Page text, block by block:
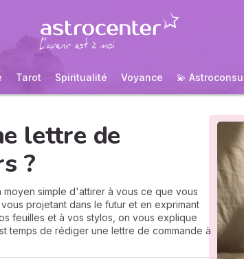
Tarot Spiritualité Voyance 💫
lettre de
?
simple d'attirer à vous ce que vous
projetant dans le futur et en exprimant
feuilles et à vos stylos, on vous explique
temps de rédiger une lettre de commande à